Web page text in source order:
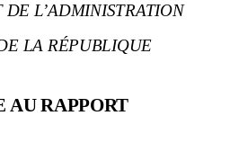
DE L’ADMINISTRATION
LA RÉPUBLIQUE
AU RAPPORT